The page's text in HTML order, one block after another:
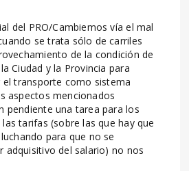
del PRO/Cambiemos vía el mal
se trata sólo de carriles
de la condición de
Ciudad y la Provincia para
el transporte como sistema
aspectos mencionados
pendiente una tarea para los
tarifas (sobre las que hay que
para que no se
adquisitivo del salario) no nos